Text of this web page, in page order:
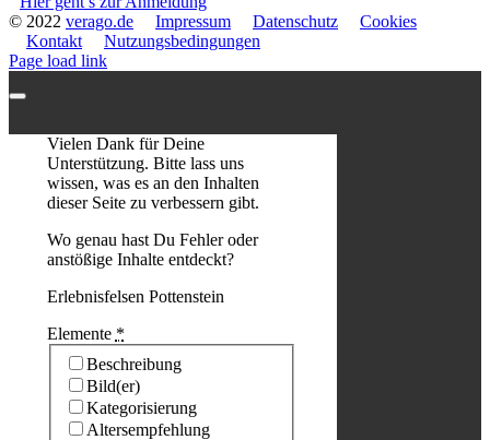
© 2022 verago.de Impressum Datenschutz
Cookies
Kontakt
Nutzungsbedingungen
Page load link
Vielen Dank für Deine
Unterstützung. Bitte lass uns
wissen, was es an den Inhalten
dieser Seite zu verbessern gibt.
Wo genau hast Du Fehler oder
anstößige Inhalte entdeckt?
Erlebnisfelsen Pottenstein
Elemente *
Beschreibung
Bild(er)
Kategorisierung
Altersempfehlung